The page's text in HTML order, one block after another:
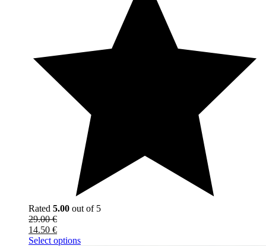
Rated 5.00 out of 5
29.00€
14.50 €
Select options